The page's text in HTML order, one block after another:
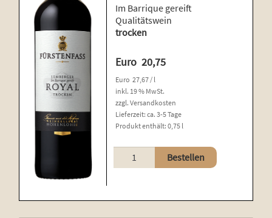
Im Barrique gereift
Qualitätswein
trocken
Euro 20,75
Euro 27,67 / l
inkl. 19 % MwSt.
zzgl.Versandkosten
Lieferzeit:ca. 3-5 Tage
Produkt enthält: 0,75 l
Lemberger
Menge
Bestellen